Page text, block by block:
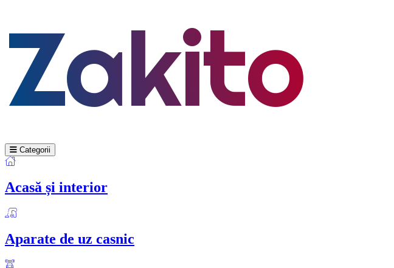
Categorii
Acasă și interior
Aparate de uz casnic